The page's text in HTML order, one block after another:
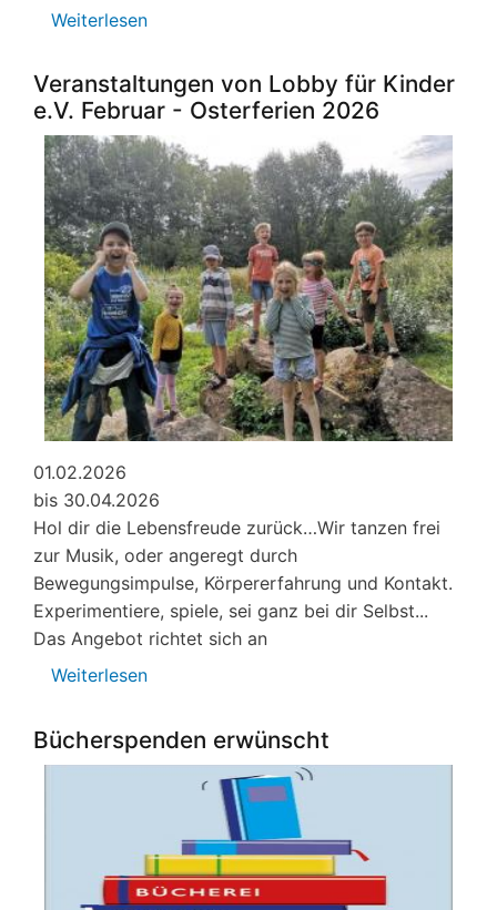
Weiterlesen
Veranstaltungen von Lobby für Kinder
e.V. Februar - Osterferien 2026
01.02.2026
bis 30.04.2026
Hol dir die Lebensfreude zurück…Wir tanzen frei
zur Musik, oder angeregt durch
Bewegungsimpulse, Körpererfahrung und Kontakt.
Experimentiere, spiele, sei ganz bei dir Selbst...
Das Angebot richtet sich an
Weiterlesen
von
Februar
-
Bücherspenden erwünscht